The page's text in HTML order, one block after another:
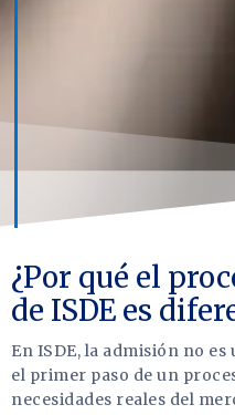
¿Por qué el
de ISDE es
En ISDE, la admisión no
el primer paso de un
necesidades reales del